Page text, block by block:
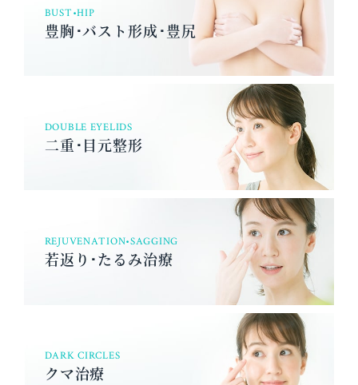
BUST•HIP
豊胸･バスト形成･豊尻
DOUBLE EYELIDS
二重･目元整形
REJUVENATION•SAGGING
若返り･たるみ治療
DARK CIRCLES
クマ治療